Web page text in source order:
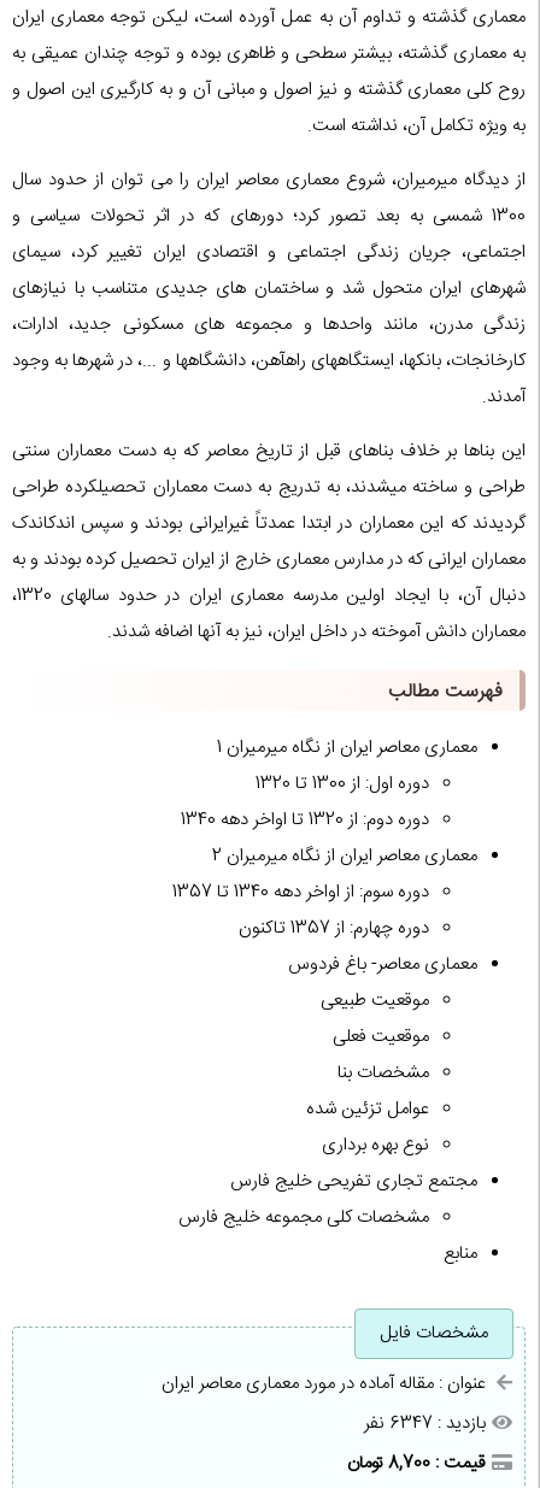
معماری گذشته و تداوم آن به عمل آورده است، لیکن توجه معماری ایران
به معماری گذشته، بیشتر سطحی و ظاهری بوده و توجه چندان عمیقی به
روح کلی معماری گذشته و نیز اصول و مبانی آن و به کارگیری این اصول و
به ویژه تکامل آن، نداشته است.
از دیدگاه میرمیران، شروع معماری معاصر ایران را می توان از حدود سال
1300 شمسی به بعد تصور کرد؛ دورهای که در اثر تحولات سیاسی و
اجتماعی، جریان زندگی اجتماعی و اقتصادی ایران تغییر کرد، سیمای
شهرهای ایران متحول شد و ساختمان های جدیدی متناسب با نیازهای
زندگی مدرن، مانند واحدها و مجموعه های مسکونی جدید، ادارات،
کارخانجات، بانکها، ایستگاههای راهآهن، دانشگاهها و ...، در شهرها به وجود
آمدند.
این بناها بر خلاف بناهای قبل از تاریخ معاصر که به دست معماران سنتی
طراحی و ساخته میشدند، به تدریج به دست معماران تحصیلکرده طراحی
گردیدند که این معماران در ابتدا عمدتاً غیرایرانی بودند و سپس اندکاندک
معماران ایرانی که در مدارس معماری خارج از ایران تحصیل کرده بودند و به
دنبال آن، با ایجاد اولین مدرسه معماری ایران در حدود سالهای 1320،
معماران دانش آموخته در داخل ایران، نیز به آنها اضافه شدند.
فهرست مطالب
معماری معاصر ایران از نگاه میرمیران 1
دوره اول: از 1300 تا 1320
دوره دوم: از 1320 تا اواخر دهه 1340
معماری معاصر ایران از نگاه میرمیران 2
دوره سوم: از اواخر دهه 1340 تا 1357
دوره چهارم: از 1357 تاکنون
معماری معاصر- باغ فردوس
موقعیت طبیعی
موقعیت فعلی
مشخصات بنا
عوامل تزئین شده
نوع بهره برداری
مجتمع تجاری تفریحی خلیج فارس
مشخصات کلی مجموعه خلیج فارس
منابع
مشخصات فایل
عنوان : مقاله آماده در مورد معماری معاصر ایران
بازدید : 6347 نفر
قیمت : 8,700 تومان